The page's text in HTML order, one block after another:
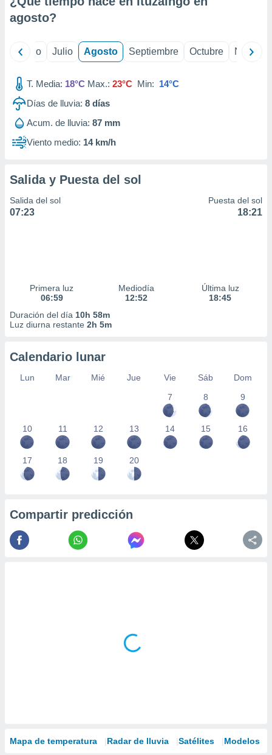
e
publicidad
publicidad
de
agosto?
Junio Julio Agosto Septiembre Octubre
T. Media: 18°C Max.: 23°C Min: 14°C
Días de lluvia: 8 días
Acum. de lluvia: 87 mm
Viento medio: 14 km/h
Salida y Puesta del sol
Salida del sol
07:23
Puesta del sol
18:21
Primera luz
06:59
Mediodía
12:52
Última luz
18:45
Duración del día 10h 58m
Luz diurna restante 2h 5m
Calendario lunar
Lun Mar Mié Jue Vie Sáb
Dom
7
8 9
10 11 12 13 14 15 16
17 18 19 20
Compartir predicción
Mapa de temperatura Radar de lluvia Satélites Modelos